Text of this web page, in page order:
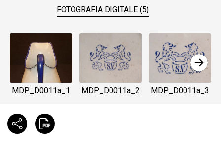
FOTOGRAFIA DIGITALE (5)
MDP_D0011a_1 MDP_D0011a_2 MDP_D0011a_3